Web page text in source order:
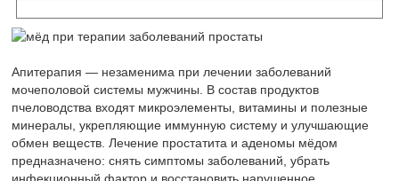
Апитерапия — незаменима при лечении заболеваний
мочеполовой системы мужчины. В состав продуктов
пчеловодства входят микроэлементы, витамины и полезные
минералы, укрепляющие иммунную систему и улучшающие
обмен веществ. Лечение простатита и аденомы мёдом
предназначено: снять симптомы заболеваний, убрать